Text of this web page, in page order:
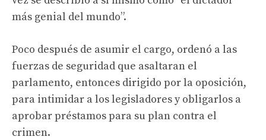
más genial del mundo”.
Poco después de asumir el cargo, ordenó a las
fuerzas de seguridad que asaltaran el
parlamento, entonces dirigido por la oposición,
para intimidar a los legisladores y obligarlos a
aprobar préstamos para su plan contra el
crimen.